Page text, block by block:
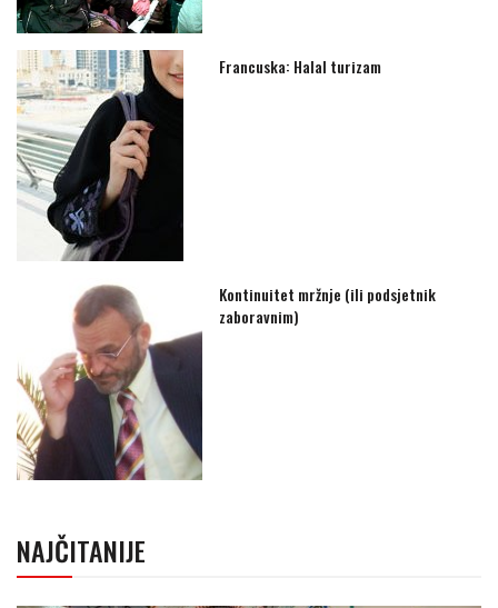
Francuska: Halal turizam
Kontinuitet mržnje (ili podsjetnik
zaboravnim)
NAJČITANIJE